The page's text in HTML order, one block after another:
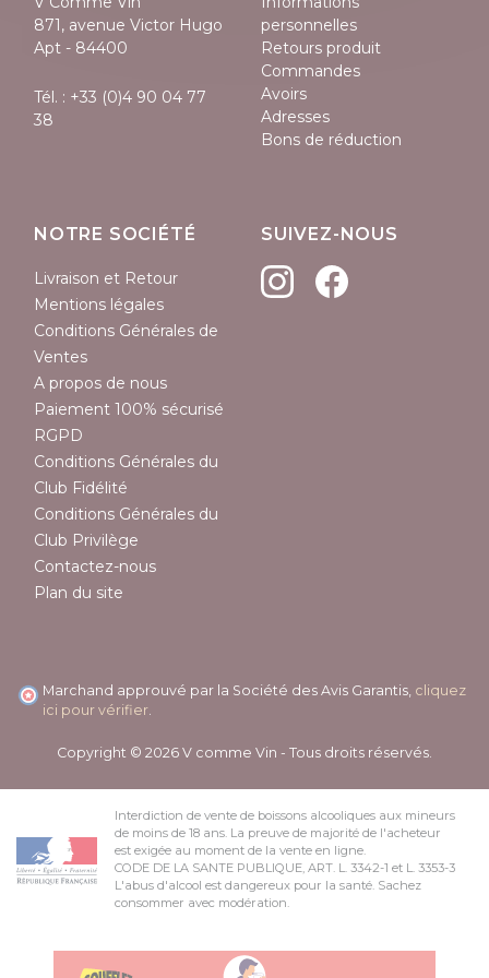
871, avenue Victor Hugo
Apt - 84400
Tél. : +33 (0)4 90 04 77
38
personnelles
Retours produit
Commandes
Avoirs
Adresses
Bons de réduction
NOTRE SOCIÉTÉ
Livraison et Retour
Mentions légales
Conditions Générales de
Ventes
A propos de nous
Paiement 100% sécurisé
RGPD
Conditions Générales du
Club Fidélité
Conditions Générales du
Club Privilège
Contactez-nous
Plan du site
SUIVEZ-NOUS
Marchand approuvé par la Société des Avis Garantis, cliquez
ici pour vérifier
Copyright © 2026 V comme Vin - Tous droits réservés.
Interdiction de vente de boissons alcooliques aux mineurs
de moins de 18 ans. La preuve de majorité de l'acheteur
est exigée au moment de la vente en ligne.
CODE DE LA SANTE PUBLIQUE, ART. L. 3342-1 et L. 3353-3
L'abus d'alcool est dangereux pour la santé. Sachez
consommer avec modération.